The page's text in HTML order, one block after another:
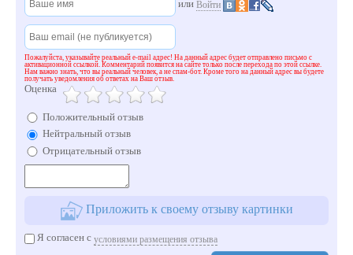
или Войти
Пожалуйста, указывайте реальный e-mail адрес! На данный адрес будет отправлено письмо с
активационной ссылкой. Комментарий появится на сайте только после перехода по этой ссылке.
Нам важно знать, что вы реальный человек, а не спам-бот. Кроме того на данный адрес вы будете
получать уведомления об ответах на Ваш отзыв.
Оценка
Положительный отзыв
Нейтральный отзыв
Отрицательный отзыв
Приложить к своему отзыву картинки
Я согласен с условиями размещения отзыва